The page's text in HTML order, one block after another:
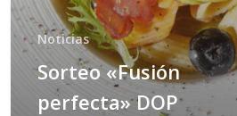
Noticias
Sorteo «Fusión
perfecta» DOP